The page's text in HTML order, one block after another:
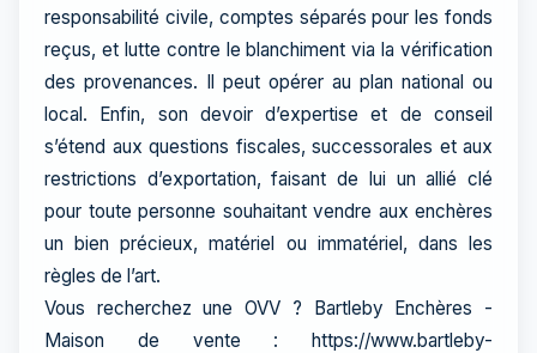
responsabilité civile, comptes séparés pour les fonds
reçus, et lutte contre le blanchiment via la vérification
des provenances. Il peut opérer au plan national ou
local. Enfin, son devoir d’expertise et de conseil
s’étend aux questions fiscales, successorales et aux
restrictions d’exportation, faisant de lui un allié clé
pour toute personne souhaitant vendre aux enchères
un bien précieux, matériel ou immatériel, dans les
règles de l’art.
Vous recherchez une OVV ? Bartleby Enchères -
Maison de vente : https://www.bartleby-